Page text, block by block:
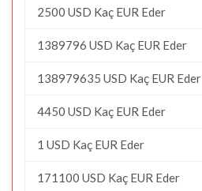
2500 USD Kaç EUR Eder
1389796 USD Kaç EUR Eder
138979635 USD Kaç EUR Eder
4450 USD Kaç EUR Eder
1 USD Kaç EUR Eder
171100 USD Kaç EUR Eder